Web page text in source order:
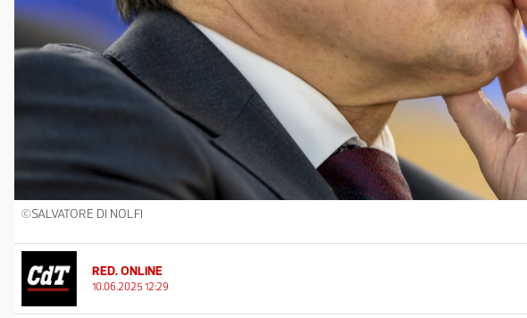
©SALVATORE DI NOLFI
RED. ONLINE
10.06.2025 12:29